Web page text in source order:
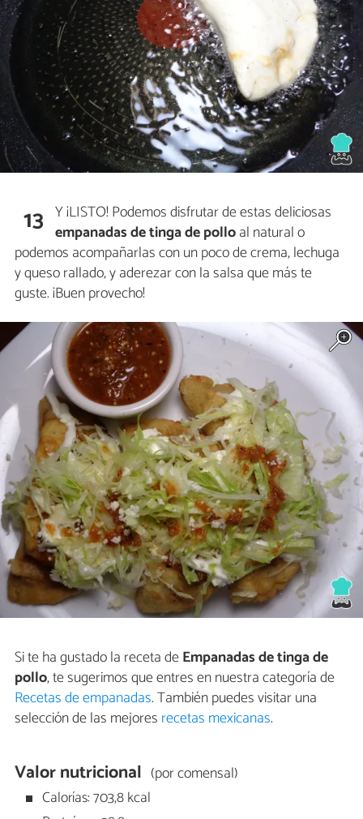
13 Y ¡LISTO! Podemos disfrutar de estas deliciosas
empanadas de tinga de polloal natural o
podemos acompañarlas con un poco de crema, lechuga
y queso rallado, y aderezar con la salsa que más te
guste. ¡Buen provecho!
Si te ha gustado la receta deEmpanadas de tinga de
pollo, te sugerimos que entres en nuestra categoría de
Recetas de empanadas. También puedes visitar una
selección de las mejores recetas mexicanas.
Valor nutricional (por comensal)
Calorías: 703,8 kcal